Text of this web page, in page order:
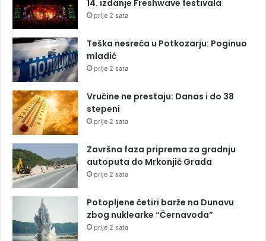
14. izdanje Freshwave festivala
prije 2 sata
Teška nesreća u Potkozarju: Poginuo
mladić
prije 2 sata
Vrućine ne prestaju: Danas i do 38
stepeni
prije 2 sata
Završna faza priprema za gradnju
autoputa do Mrkonjić Grada
prije 2 sata
Potopljene četiri barže na Dunavu
zbog nuklearke “Černavoda”
prije 2 sata